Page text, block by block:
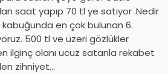
saat yapıp 70 tl ye satıyor .Nedir
en çok bulunan 6.
500 tl ve üzeri gözlükler
ilginç olanı ucuz satanla rekabet
zihniyet…